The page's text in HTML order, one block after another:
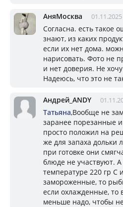
АняМосква
Согласна. есть такое
знают, из каких
если их нет дома.
нарисовать. Фото не
и нет доверия. Не
Надеюсь, что это не
Андрей_ANDY
Татьяна,Вообще не
заранее порезанные
просто положил на
же для запаха дольки
при готовке они
блюде не участвуют.
температуре 220 гр С
замороженные, то
если охлажденные, то
меньше надо, чтобы